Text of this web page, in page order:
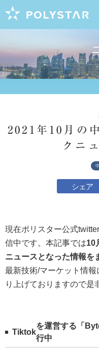
2021年10月の
クニ
シェア
現在ポリスター公式
信中です。本記事では10
ニュースとなった情報を
最新技術/マーケット情
り上げておりますので是
Tiktok
を運営する「
行中